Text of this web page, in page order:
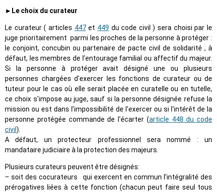
►Le choix du curateur
Le curateur ( articles 447et 449 du code civil ) sera choisi par le
juge prioritairement parmi les proches de la personne à protéger :
le conjoint, concubin ou partenaire de pacte civil de solidarité , à
défaut, les membres de l’entourage familial ou affectif du majeur.
Si la personne à protéger avait désigné une ou plusieurs
personnes chargées d'exercer les fonctions de curateur ou de
tuteur pour le cas où elle serait placée en curatelle ou en tutelle,
ce choix s'impose au juge, sauf si la personne désignée refuse la
mission ou est dans l'impossibilité de l'exercer ou si l'intérêt de la
personne protégée commande de l'écarter (article 448 du code
civil ).
A défaut, un protecteur professionnel sera nommé : un
mandataire judiciaire à la protection des majeurs.
Plusieurs curateurs peuvent être désignés:
– soit des cocurateurs qui exercent en commun l’intégralité des
prérogatives liées à cette fonction (chacun peut faire seul tous